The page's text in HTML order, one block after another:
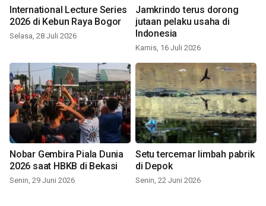
International Lecture Series
2026 di Kebun Raya Bogor
Selasa, 28 Juli 2026
Jamkrindo terus dorong
jutaan pelaku usaha di
Indonesia
Kamis, 16 Juli 2026
Nobar Gembira Piala Dunia
2026 saat HBKB di Bekasi
Senin, 29 Juni 2026
Setu tercemar limbah pabrik
di Depok
Senin, 22 Juni 2026